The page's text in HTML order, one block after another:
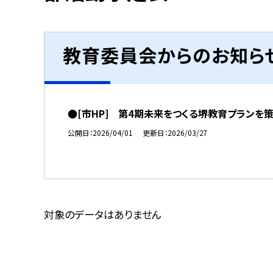
教育委員会からのお知ら
●[市HP] 第4期未来をつくる堺教育プランを策
公開日 2026/04/01 更新日 2026/03/27
対象のデータはありません